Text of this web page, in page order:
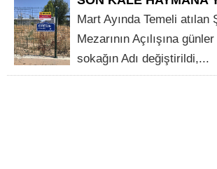
Mart Ayında Temeli
Mezarının Açılışına
sokağın Adı değiştirildi,...